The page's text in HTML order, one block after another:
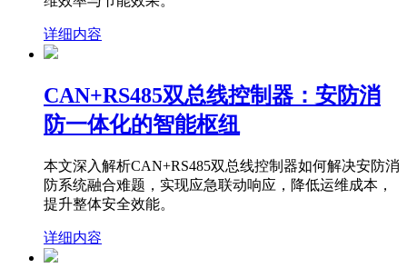
详细内容
CAN+RS485双总线控制器：安防消
防一体化的智能枢纽
本文深入解析CAN+RS485双总线控制器如何解决安防消
防系统融合难题，实现应急联动响应，降低运维成本，
提升整体安全效能。
详细内容